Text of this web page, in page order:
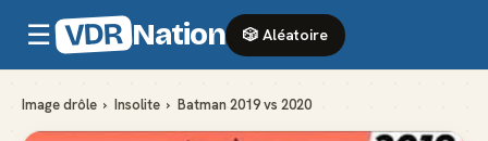
☰ VDR Nation 🎲 Aléatoire
Image drôle › Insolite › Batman 2019 vs 2020